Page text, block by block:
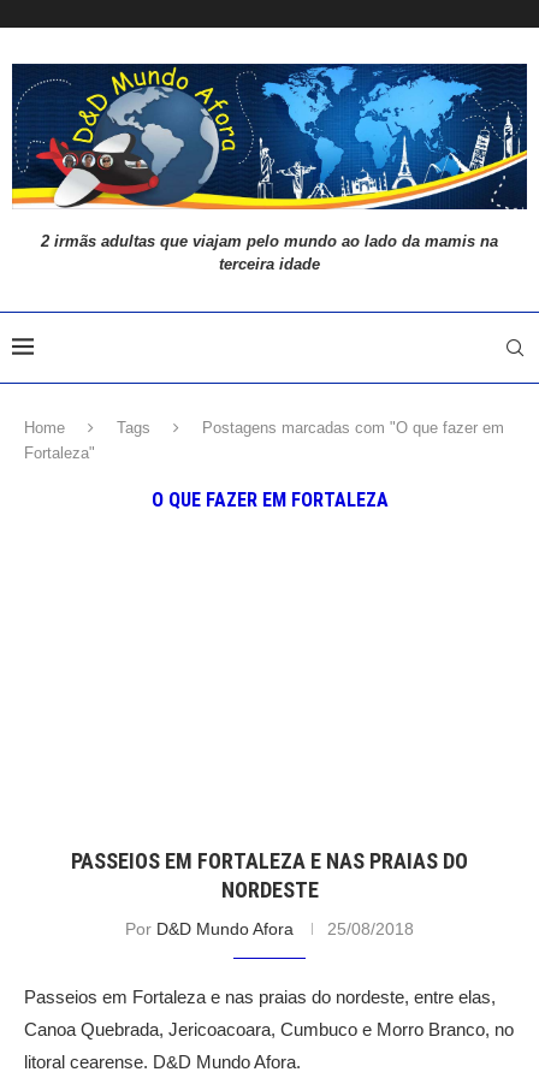
2 irmãs adultas que viajam pelo mundo ao lado da mamis na
terceira idade
Home Tags
Postagens marcadas com "O que fazer em
Fortaleza"
O QUE FAZER EM FORTALEZA
PASSEIOS EM FORTALEZA E NAS PRAIAS DO
NORDESTE
Por D&D Mundo Afora 25/08/2018
Passeios em Fortaleza e nas praias do nordeste, entre elas,
Canoa Quebrada, Jericoacoara, Cumbuco e Morro Branco, no
litoral cearense. D&D Mundo Afora.